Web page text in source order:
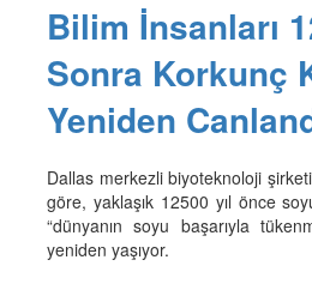
Bilim İnsanları
Sonra Korkunç
Yeniden
Dallas merkezli biyoteknoloji
göre, yaklaşık 12500 yıl önce
“dünyanın soyu başarıyla
yeniden yaşıyor.